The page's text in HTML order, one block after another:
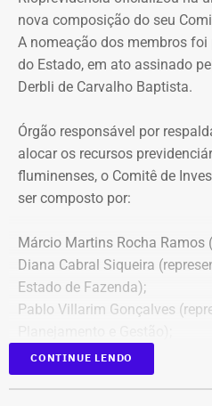
nova composição do seu
A nomeação dos membros
do Estado, em ato assinado
Derbli de Carvalho Baptista.
Órgão responsável por
alocar os recursos
fluminenses, o Comitê de
ser composto por:
Márcio Martins Rocha Ramos
Diana Cabral Siqueira
Estado de Fazenda);
Pablo Villarim Gonçalves
Alisson José Ramos Batista
do Rioprevidência);
CONTINUE LENDO